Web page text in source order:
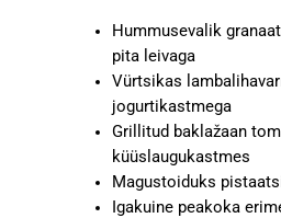
Hummusevalik
pita leivaga
Vürtsikas
jogurtikastmega
Grillitud baklažaan
küüslaugukastmes
Magustoiduks
Igakuine peakoka